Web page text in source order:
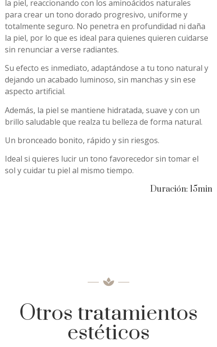
la piel, reaccionando con los aminoácidos naturales
para crear un tono dorado progresivo, uniforme y
totalmente seguro. No penetra en profundidad ni daña
la piel, por lo que es ideal para quienes quieren cuidarse
sin renunciar a verse radiantes.
Su efecto es inmediato, adaptándose a tu tono natural y
dejando un acabado luminoso, sin manchas y sin ese
aspecto artificial.
Además, la piel se mantiene hidratada, suave y con un
brillo saludable que realza tu belleza de forma natural.
Un bronceado bonito, rápido y sin riesgos.
Ideal si quieres lucir un tono favorecedor sin tomar el
sol y cuidar tu piel al mismo tiempo.
Duración: 15min
Otros tratamientos
estéticos